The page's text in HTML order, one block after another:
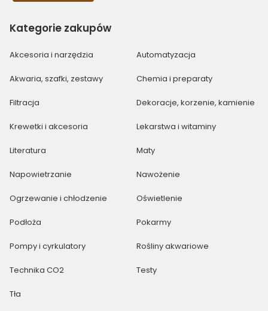
Kategorie zakupów
Akcesoria i narzędzia Automatyzacja
Akwaria, szafki, zestawy Chemia i preparaty
Filtracja Dekoracje, korzenie, kamienie
Krewetki i akcesoria Lekarstwa i witaminy
Literatura Maty
Napowietrzanie Nawożenie
Ogrzewanie i chłodzenie Oświetlenie
Podłoża Pokarmy
Pompy i cyrkulatory Rośliny akwariowe
Technika CO2 Testy
Tła